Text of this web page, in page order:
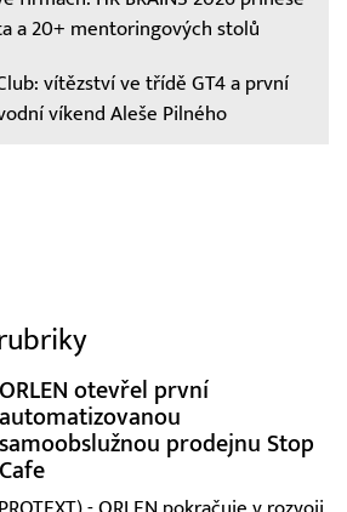
a 20+ mentoringových stolů
vítězství ve třídě GT4 a první
víkend Aleše Pilného
ORLEN otevřel první
automatizovanou
samoobslužnou prodejnu Stop
Cafe